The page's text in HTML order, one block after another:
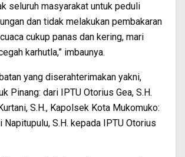
seluruh masyarakat untuk peduli
dan tidak melakukan pembakaran
cukup panas dan kering, mari
karhutla,” imbaunya.
yang diserahterimakan yakni,
Pinang: dari IPTU Otorius Gea, S.H.
S.H., Kapolsek Kota Mukomuko:
Napitupulu, S.H. kepada IPTU Otorius